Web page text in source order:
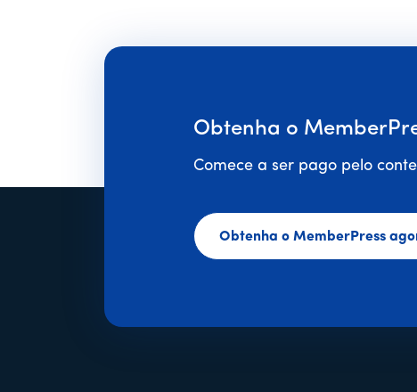
Obtenha o
Comece a ser pago pelo
Obtenha o MemberPress